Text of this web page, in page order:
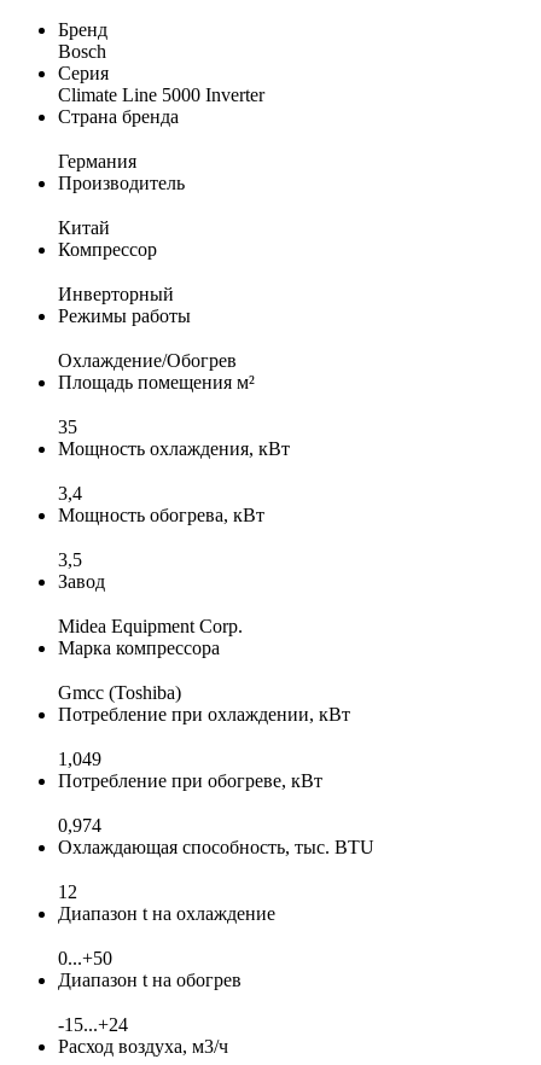
Бренд
Bosch
Серия
Climate Line 5000 Inverter
Страна бренда
Германия
Производитель
Китай
Компрессор
Инверторный
Режимы работы
Охлаждение/Обогрев
Площадь помещения м²
35
Мощность охлаждения, кВт
3,4
Мощность обогрева, кВт
3,5
Завод
Midea Equipment Corp.
Марка компрессора
Gmcc (Toshiba)
Потребление при охлаждении, кВт
1,049
Потребление при обогреве, кВт
0,974
Охлаждающая способность, тыс. BTU
12
Диапазон t на охлаждение
0...+50
Диапазон t на обогрев
-15...+24
Расход воздуха, м3/ч